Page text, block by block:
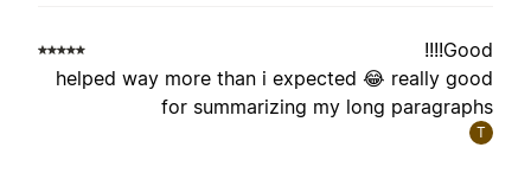
helped way more than i expected 😂 really
for summarizing my long